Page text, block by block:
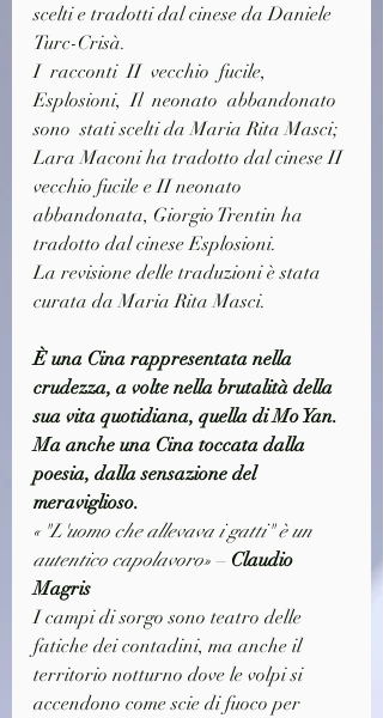
scelti e tradotti dal cinese da Daniele
Turc-Crisà.
I  racconti  II  vecchio  fucile,
Esplosioni,  Il  neonato  abbandonato
sono  stati scelti da Maria Rita Masci;
Lara Maconi ha tradotto dal cinese II
vecchio fucile e II neonato
abbandonata, Giorgio Trentin ha
tradotto dal cinese Esplosioni.
La revisione delle traduzioni è stata
curata da Maria Rita Masci.
È una Cina rappresentata nella
crudezza, a volte nella brutalità della
sua vita quotidiana, quella di Mo Yan.
Ma anche una Cina toccata dalla
poesia, dalla sensazione del
meraviglioso.
«"L'uomo che allevava i gatti" è un
autentico capolavoro» – Claudio
Magris
I campi di sorgo sono teatro delle
fatiche dei contadini, ma anche il
territorio notturno dove le volpi si
accendono come scie di fuoco per